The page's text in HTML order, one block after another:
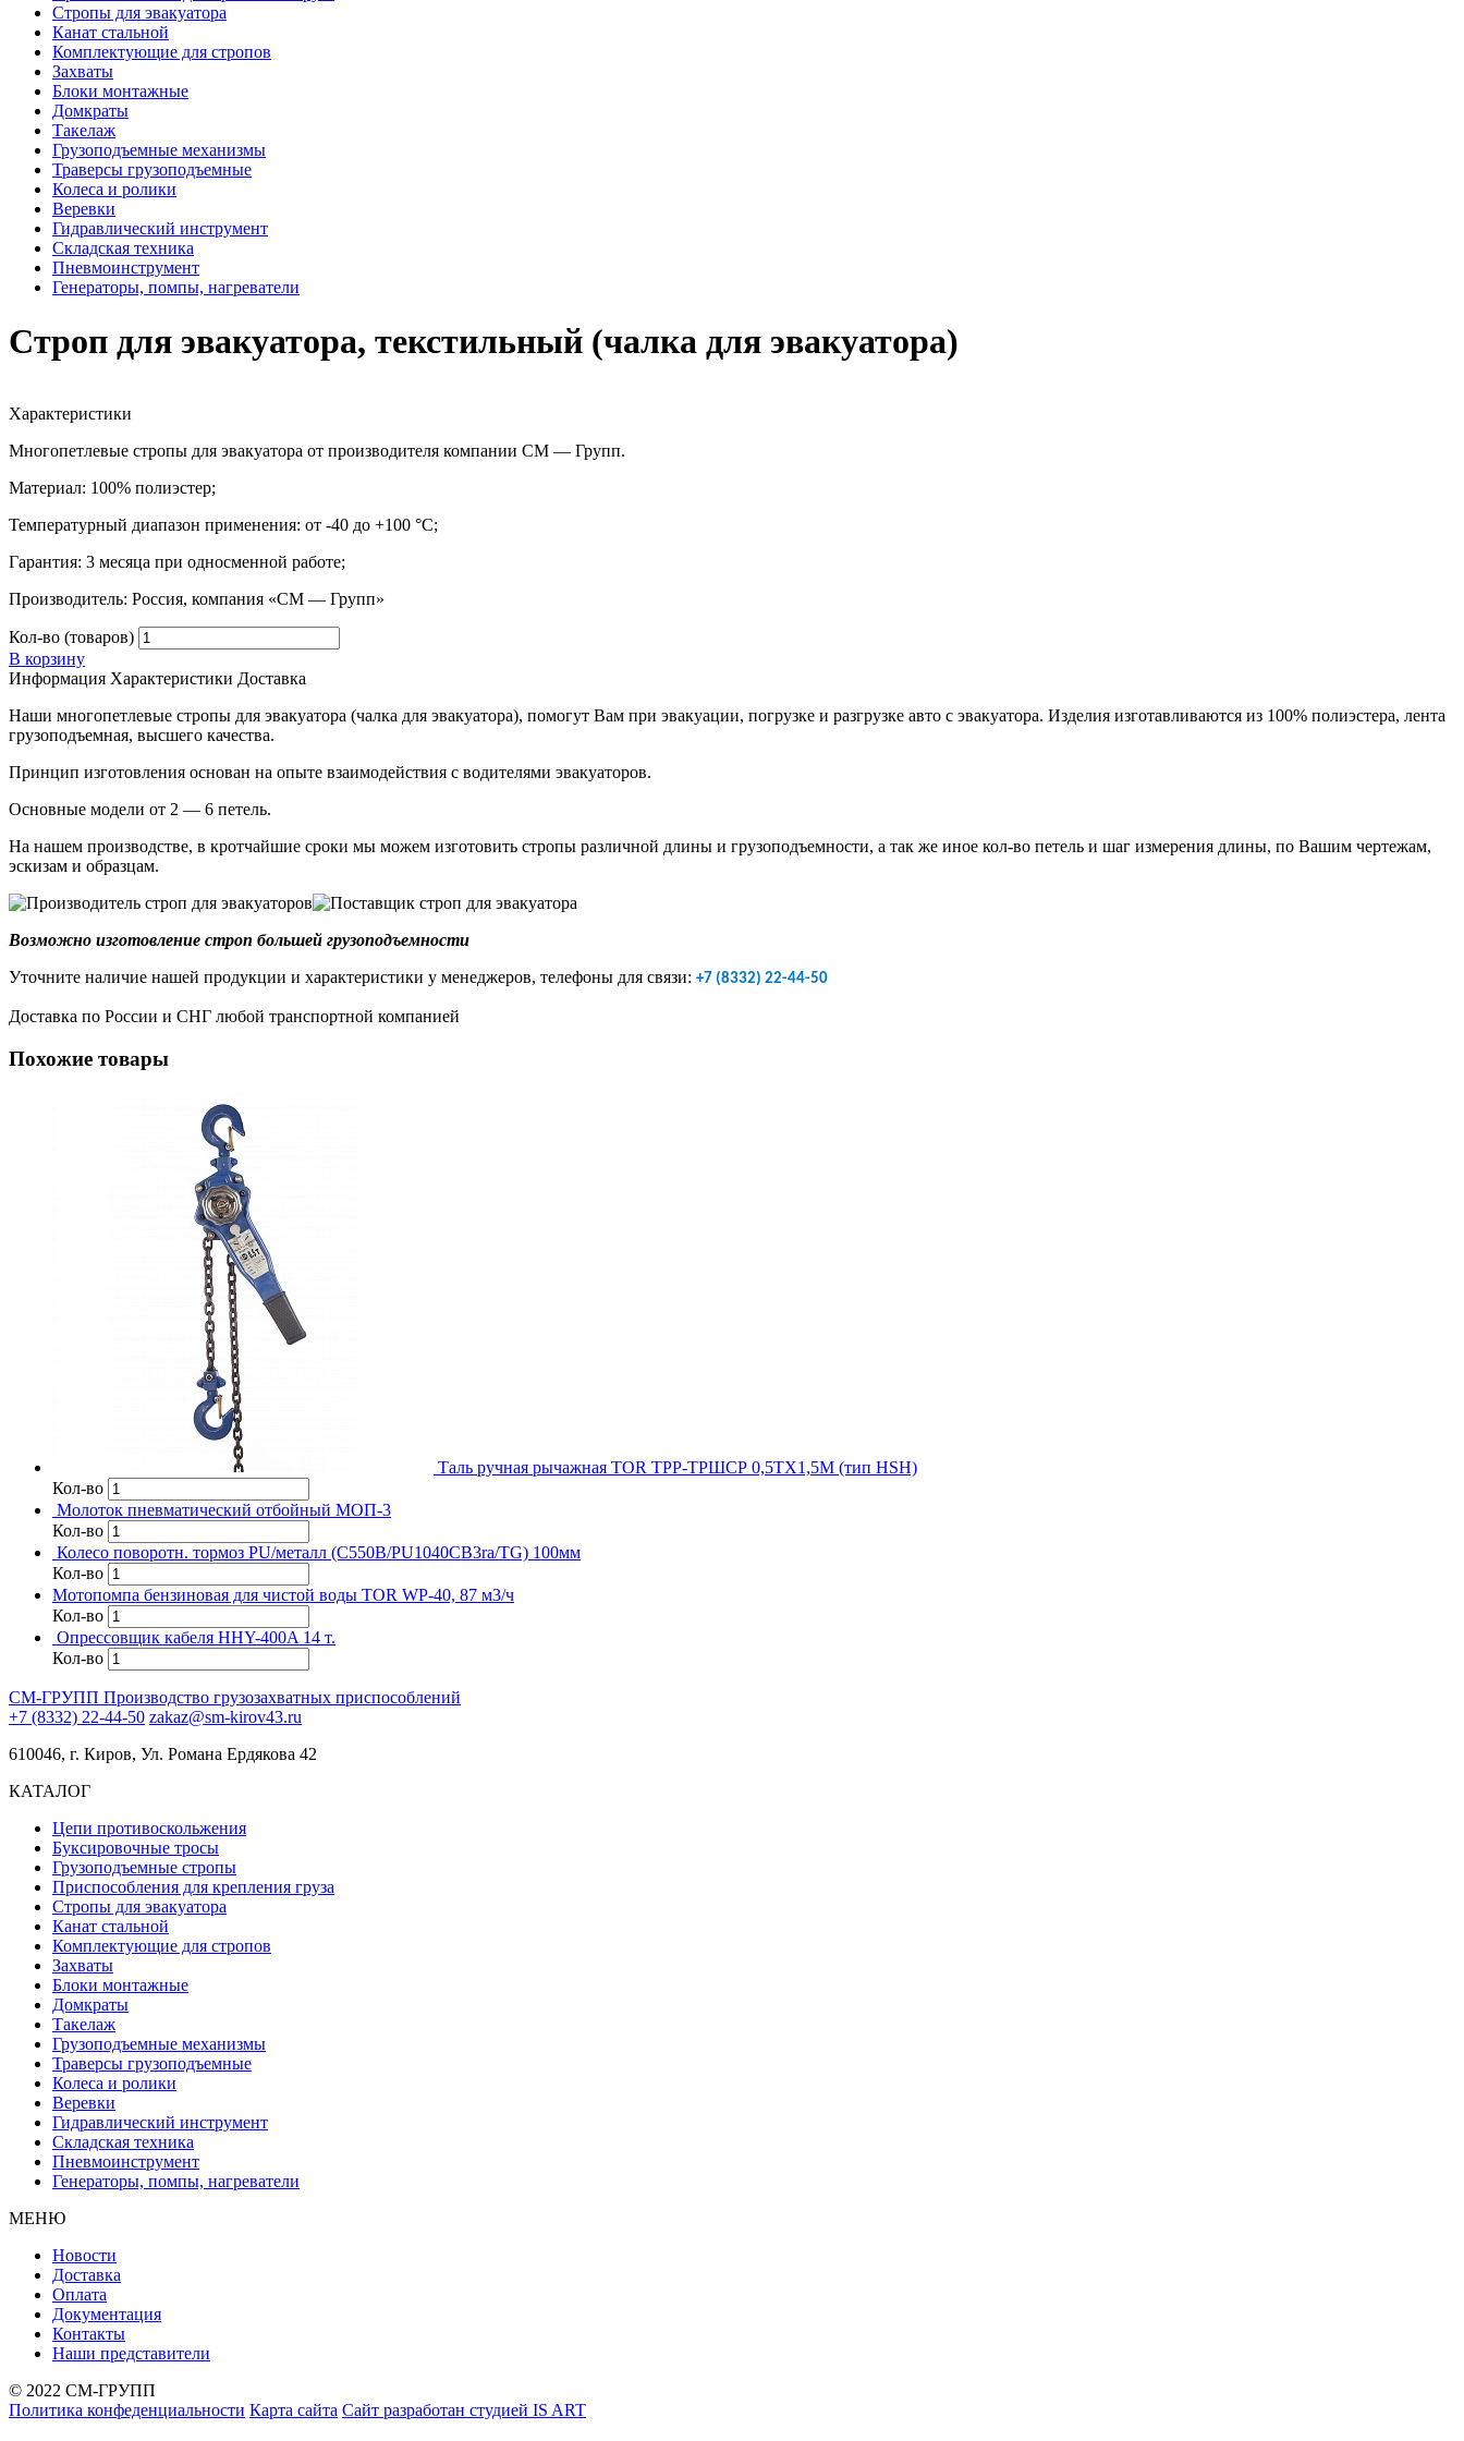
Стропы для эвакуатора
Канат стальной
Комплектующие для стропов
Захваты
Блоки монтажные
Домкраты
Такелаж
Грузоподъемные механизмы
Траверсы грузоподъемные
Колеса и ролики
Веревки
Гидравлический инструмент
Складская техника
Пневмоинструмент
Генераторы, помпы, нагреватели
Строп для эвакуатора, текстильный (чалка для эвакуатора)
Характеристики
Многопетлевые стропы для эвакуатора от производителя компании СМ — Групп.
Материал: 100% полиэстер;
Температурный диапазон применения: от -40 до +100 °С;
Гарантия: 3 месяца при односменной работе;
Производитель: Россия, компания «СМ — Групп»
Кол-во (товаров)
В корзину
Информация Характеристики Доставка
Наши многопетлевые стропы для эвакуатора (чалка для эвакуатора), помогут Вам при эвакуации, погрузке и разгрузке авто с эвакуатора. Изделия изготавливаются из 100% полиэстера, лента
грузоподъемная, высшего качества.
Принцип изготовления основан на опыте взаимодействия с водителями эвакуаторов.
Основные модели от 2 — 6 петель.
На нашем производстве, в кротчайшие сроки мы можем изготовить стропы различной длины и грузоподъемности, а так же иное кол-во петель и шаг измерения длины, по Вашим чертежам,
эскизам и образцам.
Возможно изготовление строп большей грузоподъемности
Уточните наличие нашей продукции и характеристики у менеджеров, телефоны для связи: +7 (8332) 22-44-50
Доставка по России и СНГ любой транспортной компанией
Похожие товары
Таль ручная рычажная TOR ТРР-ТРШСР 0,5ТХ1,5М (тип HSH)
Кол-во
Молоток пневматический отбойный МОП-3
Кол-во
Колесо поворотн. тормоз PU/металл (C550B/PU1040CB3ra/TG) 100мм
Кол-во
Мотопомпа бензиновая для чистой воды TOR WP-40, 87 м3/ч
Кол-во
Опрессовщик кабеля HHY-400A 14 т.
Кол-во
СМ-ГРУПП Производство грузозахватных приспособлений
+7 (8332) 22-44-50 zakaz@sm-kirov43.ru
610046, г. Киров, Ул. Романа Ердякова 42
КАТАЛОГ
Цепи противоскольжения
Буксировочные тросы
Грузоподъемные стропы
Приспособления для крепления груза
Стропы для эвакуатора
Канат стальной
Комплектующие для стропов
Захваты
Блоки монтажные
Домкраты
Такелаж
Грузоподъемные механизмы
Траверсы грузоподъемные
Колеса и ролики
Веревки
Гидравлический инструмент
Складская техника
Пневмоинструмент
Генераторы, помпы, нагреватели
МЕНЮ
Новости
Доставка
Оплата
Документация
Контакты
Наши представители
© 2022 СМ-ГРУПП
Политика конфеденциальности Карта сайта Сайт разработан студией IS ART